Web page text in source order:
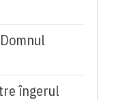
îngerul